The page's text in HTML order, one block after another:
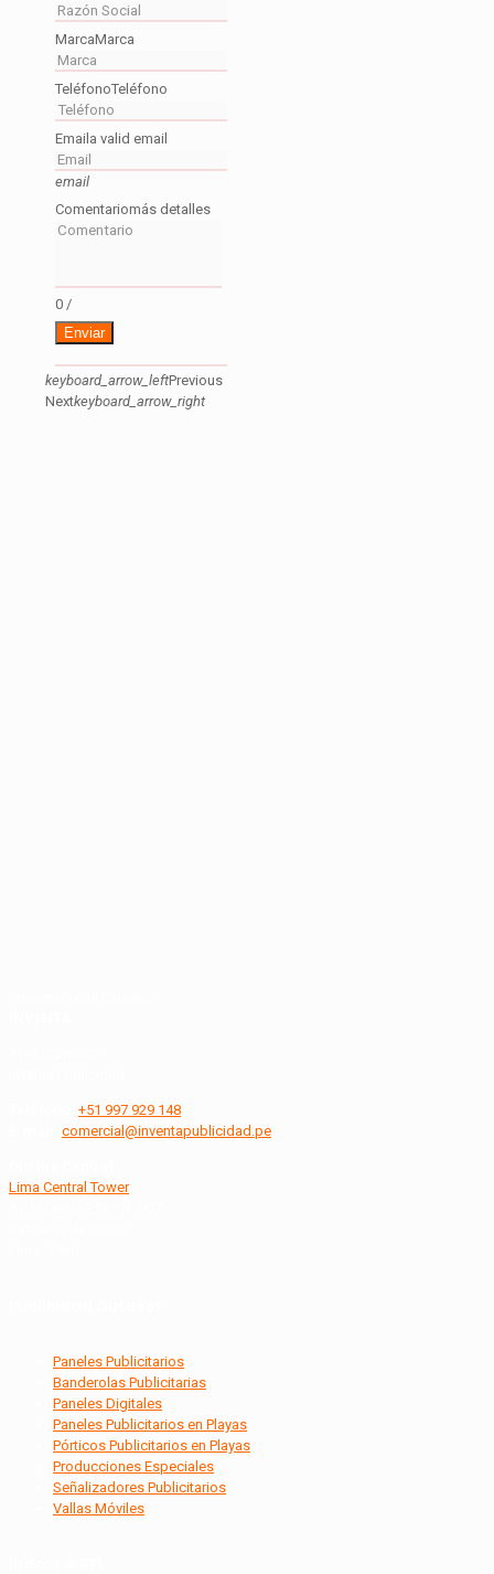
MarcaMarca
TeléfonoTeléfono
Email a valid email
email
Comentariomás detalles
0 /
Enviar
keyboard_arrow_leftPrevious
Nextkeyboard_arrow_right
+51 997 929 148
comercial@inventapublicidad.pe
Lima Central Tower
Paneles Publicitarios
Banderolas Publicitarias
Paneles Digitales
Paneles Publicitarios en Playas
Pórticos Publicitarios en Playas
Producciones Especiales
Señalizadores Publicitarios
Vallas Móviles